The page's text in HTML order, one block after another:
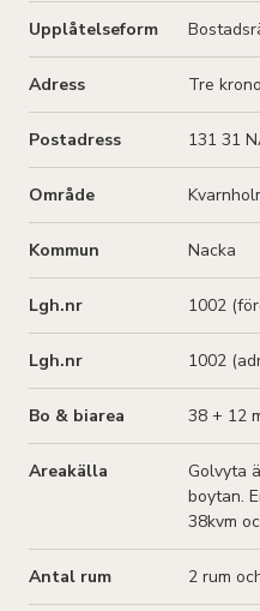
Upplåtelseform
Adress Tre
Postadress 131 31
Område
Kommun Nacka
Lgh.nr 1002
Lgh.nr 1002
Bo & biarea 38 + 12
Areakälla
Golvyta
boytan.
38kvm
Antal rum 2rum